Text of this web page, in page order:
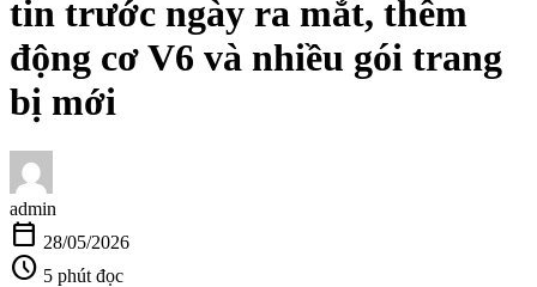
tin trước ngày ra mắt, thêm
động cơ V6 và nhiều gói trang
bị mới
admin
calendar_today 28/05/2026
schedule 5 phút đọc